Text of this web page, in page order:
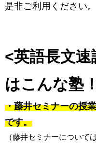
是非ご利用ください。
<英語長文
はこんな塾
・藤井セミナーの授
です。
（藤井セミナーについて